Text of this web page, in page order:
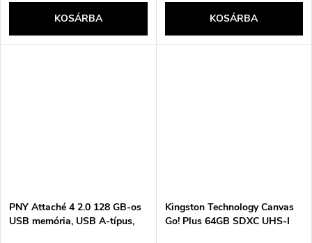
KOSÁRBA KOSÁRBA
PNY Attaché 4 2.0 128 GB-os
USB memória, USB A-típus,
Kingston Technology Canvas
Go! Plus 64GB SDXC UHS-I